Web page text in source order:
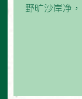
野旷沙岸净